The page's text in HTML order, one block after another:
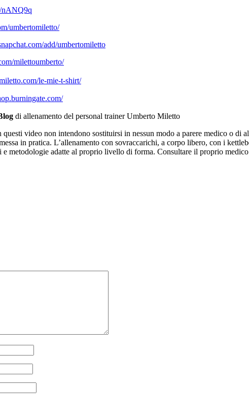
nANQ9q
umbertomiletto/
add/umbertomiletto
milettoumberto/
le-mie-t-shirt/
di allenamento del personal trainer Umberto Miletto
video non intendono sostituirsi in nessun modo a parere medico o di
in pratica. L’allenamento con sovraccarichi, a corpo libero, con i
e metodologie adatte al proprio livello di forma. Consultare il proprio